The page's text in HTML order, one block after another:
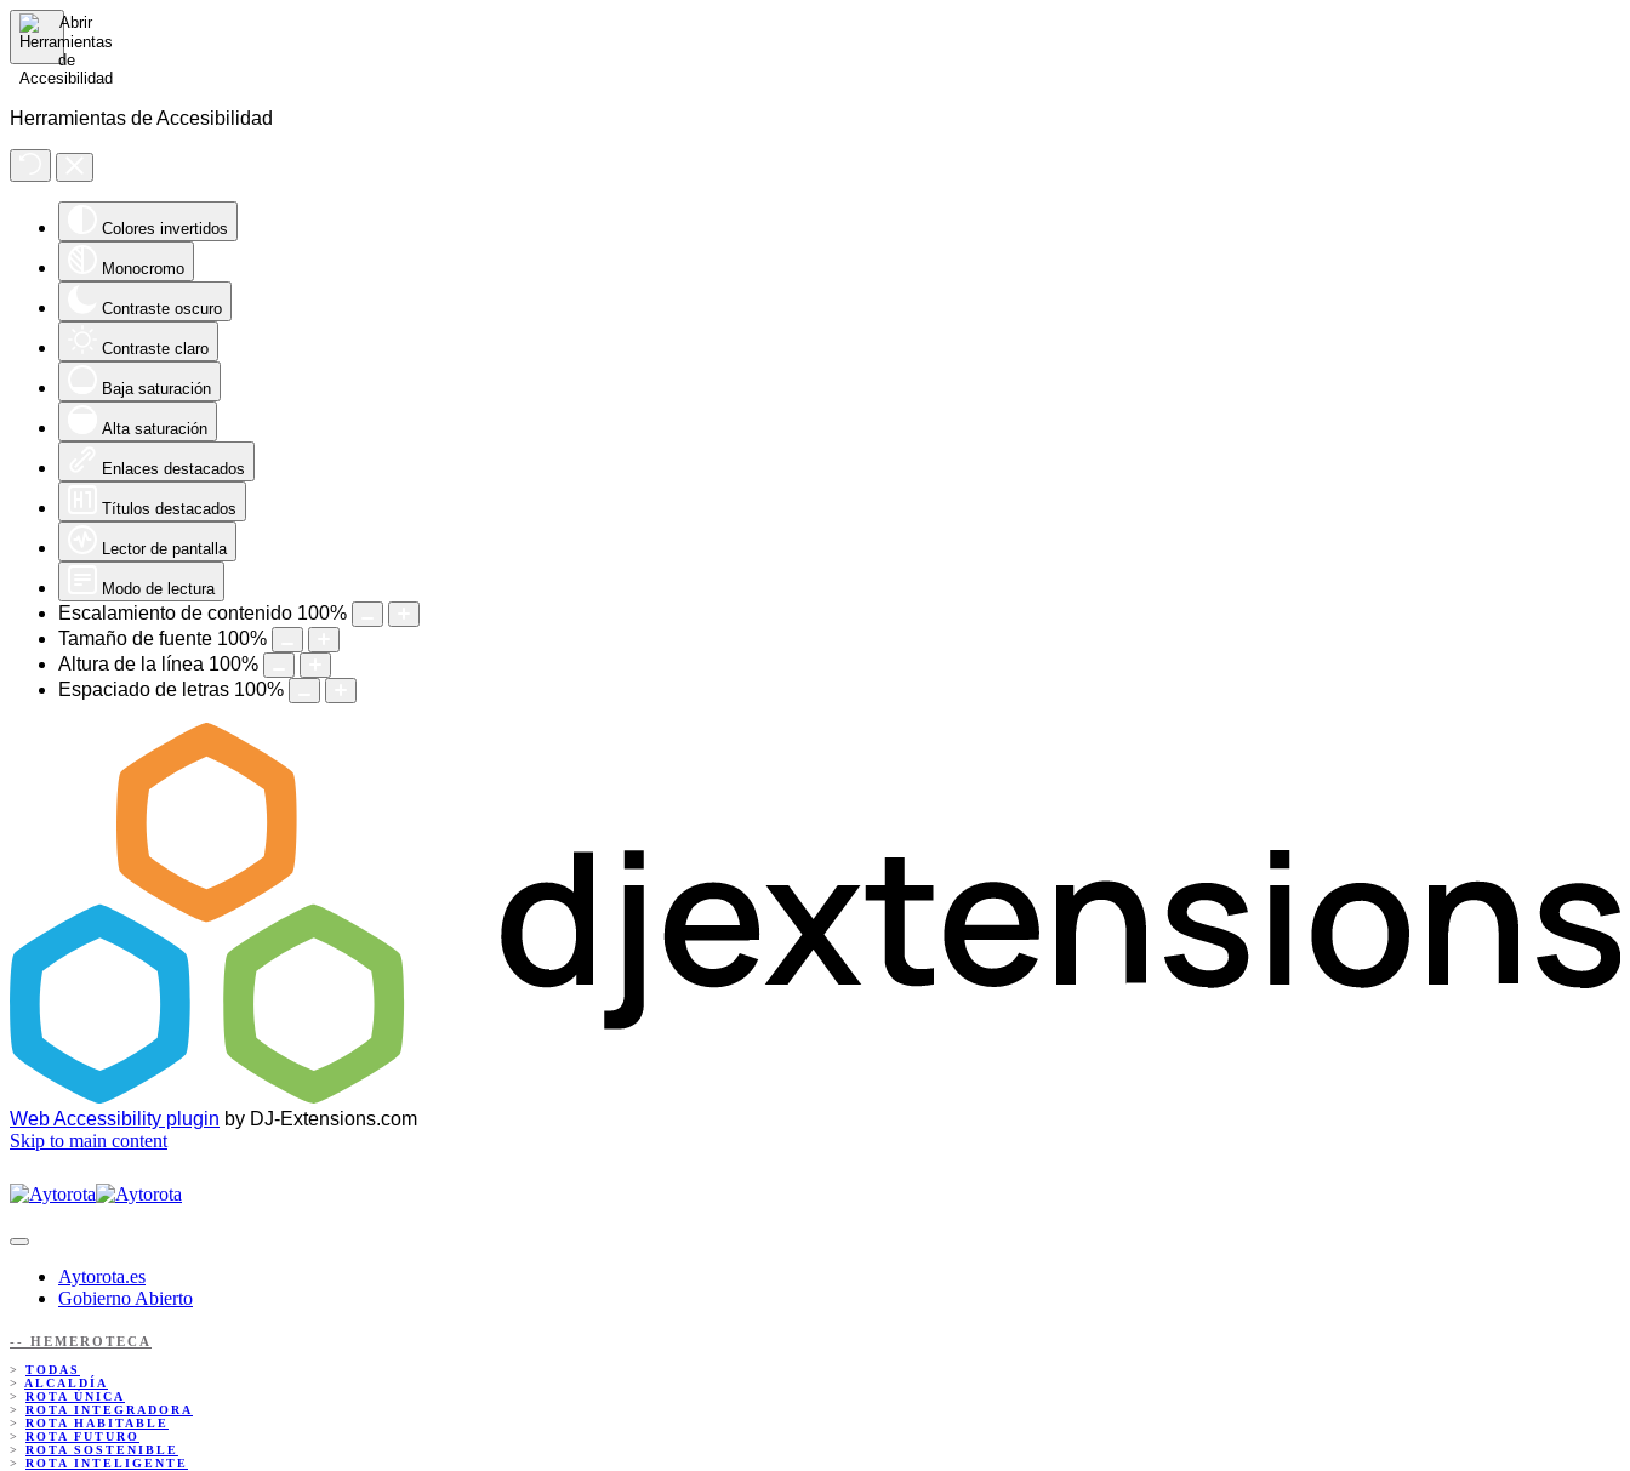
Herramientas de Accesibilidad
Colores invertidos
Monocromo
Contraste oscuro
Contraste claro
Baja saturación
Alta saturación
Enlaces destacados
Títulos destacados
Lector de pantalla
Modo de lectura
Escalamiento de contenido 100%
Tamaño de fuente 100%
Altura de la línea 100%
Espaciado de letras 100%
Web Accessibility plugin by DJ-Extensions.com
Skip to main content
Aytorota.es
Gobierno Abierto
-- HEMEROTECA
> TODAS
> ALCALDÍA
> ROTA ÚNICA
> ROTA INTEGRADORA
> ROTA HABITABLE
> ROTA FUTURO
> ROTA SOSTENIBLE
> ROTA INTELIGENTE